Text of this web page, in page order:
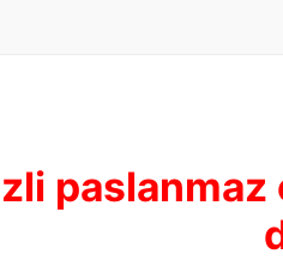
paslanmaz